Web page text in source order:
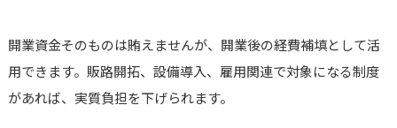
開業資金そのものは賄えませんが、開業後の経費補填として活
用できます。販路開拓、設備導入、雇用関連で対象になる制度
があれば、実質負担を下げられます。